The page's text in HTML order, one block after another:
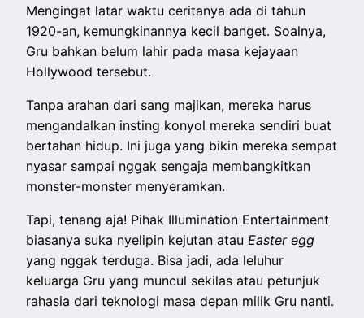
Mengingat latar waktu ceritanya ada di tahun
1920-an, kemungkinannya kecil banget. Soalnya,
Gru bahkan belum lahir pada masa kejayaan
Hollywood tersebut.
Tanpa arahan dari sang majikan, mereka harus
mengandalkan insting konyol mereka sendiri buat
bertahan hidup. Ini juga yang bikin mereka sempat
nyasar sampai nggak sengaja membangkitkan
monster-monster menyeramkan.
Tapi, tenang aja! Pihak Illumination Entertainment
biasanya suka nyelipin kejutan atauEaster egg
yang nggak terduga. Bisa jadi, ada leluhur
keluarga Gru yang muncul sekilas atau petunjuk
rahasia dari teknologi masa depan milik Gru nanti.